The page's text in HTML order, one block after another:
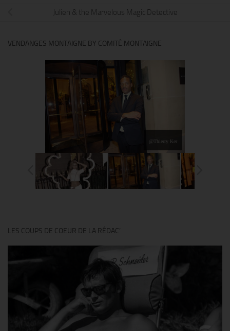
Julien & the Marvelous Magic Detective
VENDANGES MONTAIGNE BY COMITÉ MONTAIGNE
@Thierry Ker
LES COUPS DE COEUR DE LA RÉDAC’